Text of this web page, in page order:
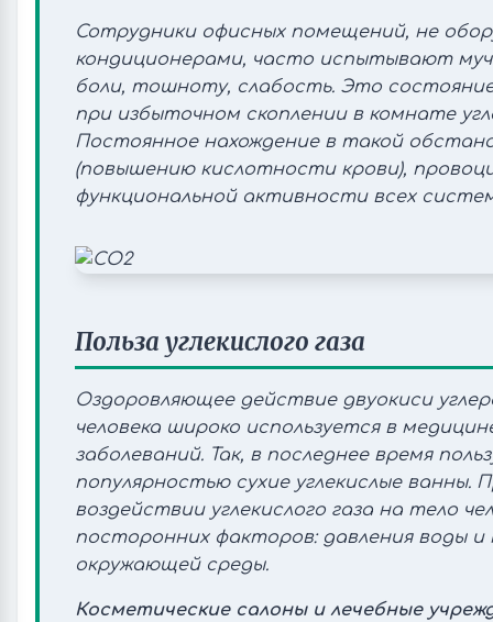
Сотрудники офисных помещений, не
кондиционерами, часто испытывают
боли, тошноту, слабость. Это состояние
при избыточном скоплении в комнате
Постоянное нахождение в такой
(повышению кислотности крови),
функциональной активности всех
Польза углекислого газа
Оздоровляющее действие двуокиси
человека широко используется в
заболеваний. Так, в последнее время
популярностью сухие углекислые ванны.
воздействии углекислого газа на тело
посторонних факторов: давления воды
окружающей среды.
Косметические салоны и лечебные